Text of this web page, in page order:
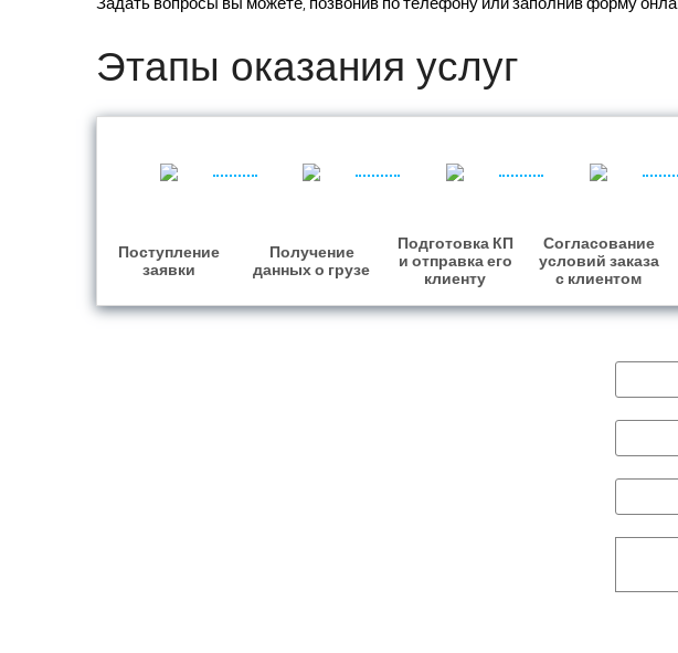
Этапы оказания услуг
Поступление
заявки
Получение
данных о грузе
Подготовка КП
и отправка его
клиенту
Согласование
условий заказа
с клиентом